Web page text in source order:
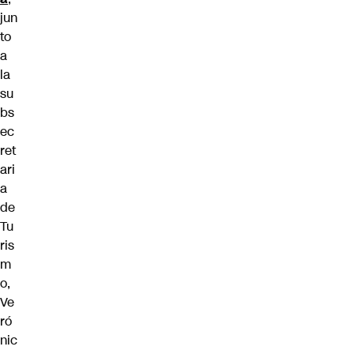
jun
to
a
la
su
bs
ec
ret
ari
a
de
Tu
ris
m
o,
Ve
ró
nic